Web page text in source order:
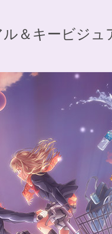
＆キービジュ